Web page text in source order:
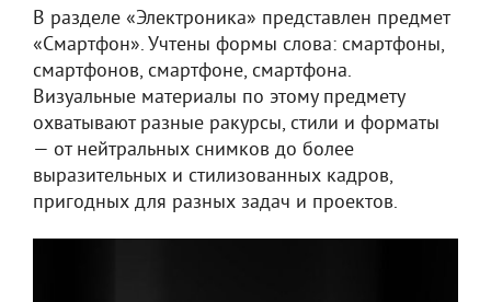
В разделе «Электроника» представлен предмет
«Смартфон». Учтены формы слова: смартфоны,
смартфонов, смартфоне, смартфона.
Визуальные материалы по этому предмету
охватывают разные ракурсы, стили и форматы
— от нейтральных снимков до более
выразительных и стилизованных кадров,
пригодных для разных задач и проектов.